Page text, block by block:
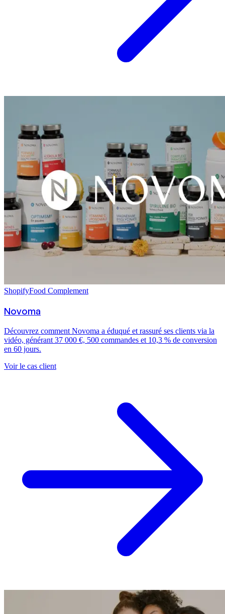
ShopifyFood Complement
Novoma
Découvrez comment Novoma a éduqué et rassuré ses clients via la
vidéo, générant 37 000 €, 500 commandes et 10,3 % de conversion
en 60 jours.
Voir le cas client